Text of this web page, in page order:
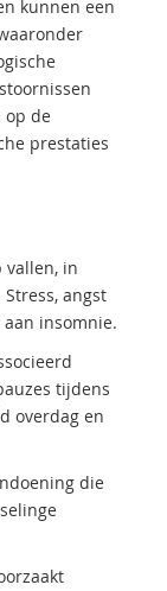
kunnen een
op de
prestaties
vallen, in
angst
insomnie.
tijdens
overdag en
die